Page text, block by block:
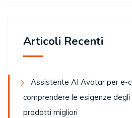
Articoli Recenti
Assistente AI Avatar per e-
comprendere le esigenze
prodotti migliori